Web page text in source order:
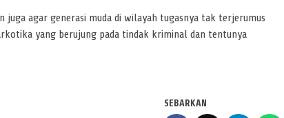
juga agar generasi muda di wilayah tugasnya tak terjerumus
yang berujung pada tindak kriminal dan tentunya
SEBARKAN